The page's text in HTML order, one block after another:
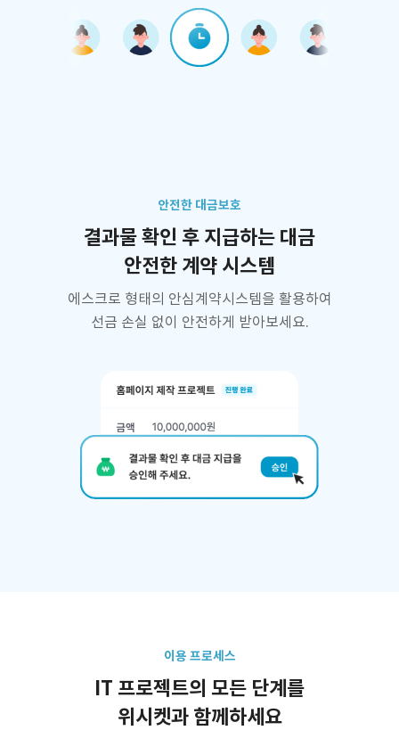
안전한 대금보호
결과물 확인 후 지급하는 대금
안전한 계약 시스템
에스크로 형태의 안심계약시스템을 활용하여
선금 손실 없이 안전하게 받아보세요.
이용 프로세스
IT 프로젝트의 모든 단계를
위시켓과 함께하세요